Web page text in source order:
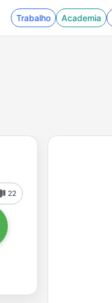
Trabalho Academia
22